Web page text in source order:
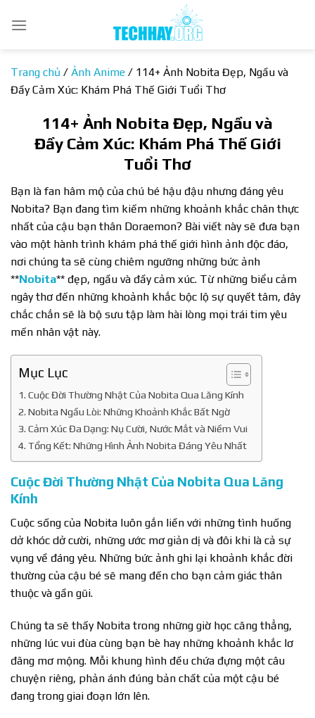
qua
Trang chủ / Ảnh Anime / 114+ Ảnh Nobita Đẹp, Ngầu và
Đầy Cảm Xúc: Khám Phá Thế Giới Tuổi Thơ
114+ Ảnh Nobita Đẹp, Ngầu và
Đầy Cảm Xúc: Khám Phá Thế Giới
Tuổi Thơ
Bạn là fan hâm mộ của chú bé hậu đậu nhưng đáng yêu
Nobita? Bạn đang tìm kiếm những khoảnh khắc chân thực
nhất của cậu bạn thân Doraemon? Bài viết này sẽ đưa bạn
vào một hành trình khám phá thế giới hình ảnh độc đáo,
nơi chúng ta sẽ cùng chiêm ngưỡng những bức ảnh
**Nobita** đẹp, ngầu và đầy cảm xúc. Từ những biểu cảm
ngây thơ đến những khoảnh khắc bộc lộ sự quyết tâm, đây
chắc chắn sẽ là bộ sưu tập làm hài lòng mọi trái tim yêu
mến nhân vật này.
Mục Lục
Cuộc Đời Thường Nhật Của Nobita Qua Lăng Kính
Nobita Ngầu Lòi: Những Khoảnh Khắc Bất Ngờ
Cảm Xúc Đa Dạng: Nụ Cười, Nước Mắt và Niềm Vui
Tổng Kết: Những Hình Ảnh Nobita Đáng Yêu Nhất
Cuộc Đời Thường Nhật Của Nobita Qua Lăng
Kính
Cuộc sống của Nobita luôn gắn liền với những tình huống
dở khóc dở cười, những ước mơ giản dị và đôi khi là cả sự
vụng về đáng yêu. Những bức ảnh ghi lại khoảnh khắc đời
thường của cậu bé sẽ mang đến cho bạn cảm giác thân
thuộc và gần gũi.
Chúng ta sẽ thấy Nobita trong những giờ học căng thẳng,
những lúc vui đùa cùng bạn bè hay những khoảnh khắc lơ
đãng mơ mộng. Mỗi khung hình đều chứa đựng một câu
chuyện riêng, phản ánh đúng bản chất của một cậu bé
đang trong giai đoạn lớn lên.